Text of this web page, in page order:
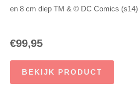
en 8 cm diep TM & © DC Comics (s14)
€99,95
BEKIJK PRODUCT